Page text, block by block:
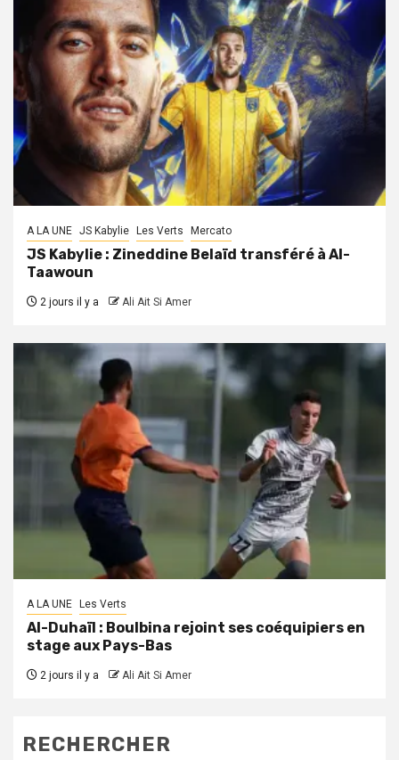
A LA UNE JS Kabylie Les Verts Mercato
JS Kabylie : Zineddine Belaïd transféré à Al-
Taawoun
2 jours il y a Ali Ait Si Amer
A LA UNE Les Verts
Al-Duhaïl : Boulbina rejoint ses coéquipiers en
stage aux Pays-Bas
2 jours il y a Ali Ait Si Amer
RECHERCHER